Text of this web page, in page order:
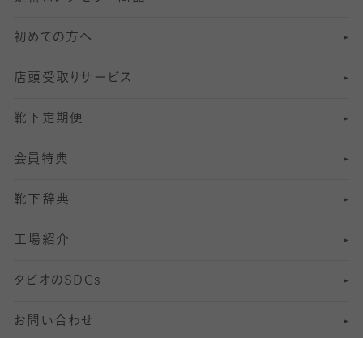
8 分丈 レギンス
10分丈 レギンス
12分丈レギンス
13分丈レギンス
ロングホーズ
ヨガソックス・靴下
スポーツ用レッグウォーマー
SSサイズ（21～23cm）
Sサイズ（22～25cm）
Mサイズ（25～27cm）
Lサイズ（27～29cm）
冷えとり靴下
着圧・加圧タイツ
むくみ対策
足の疲れ対策
足の臭い対策
冷え対策
靴ずれ対策
快適な睡眠対策
初めての方へ
店頭受取りサービス
靴下定期便
会員特典
靴下辞典
工場紹介
タビオのSDGs
お問い合わせ